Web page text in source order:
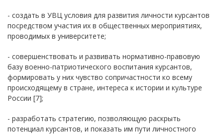
- создать в УВЦ условия для развития личности курсантов
посредством участия их в общественных мероприятиях,
проводимых в университете;
- совершенствовать и развивать нормативно-правовую
базу военно-патриотического воспитания курсантов,
формировать у них чувство сопричастности ко всему
происходящему в стране, интереса к истории и культуре
России [7];
- разработать стратегию, позволяющую раскрыть
потенциал курсантов, и показать им пути личностного